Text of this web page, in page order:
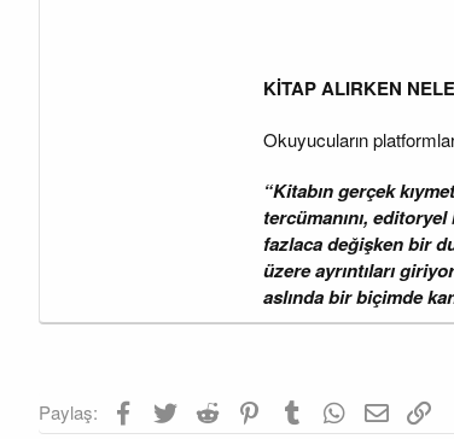
KİTAP ALIRKEN
Okuyucuların
“Kitabın gerçek
tercümanını,
fazlaca değişken bir
üzere ayrıntıları
aslında bir biçimde
Paylaş: Facebook
TwitterReddit PinterestTumblrWhatsApp
E-postaLink